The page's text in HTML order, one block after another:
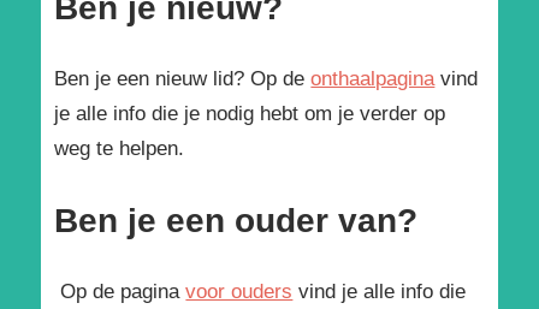
Ben je een nieuw lid? Op deonthaalpaginavind
je alle info die je nodig hebt om je verder op
weg te helpen.
Ben je een ouder van?
Op de paginavoor ouders vind je alle info die